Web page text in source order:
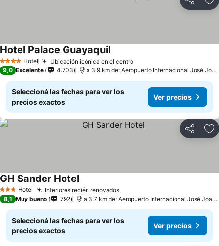
Compartir
4 EstrellasHotel Ubicación icónica en el centro
Hotel Palace Guayaquil
9,0 Excelente 4.703 a 3.9 km de: Aeropuerto Internacional José Joaquín de Olmedo
Seleccioná las fechas para ver los
precios exactos
Ver precios
Compartir
3 Estrellas
Hotel Interiores recién renovados
GH Sander Hotel
8,1 Muy bueno 792 a 3.7 km de: Aeropuerto Internacional José Joaquín de Olmedo
Seleccioná las fechas para ver los
precios exactos
Ver precios